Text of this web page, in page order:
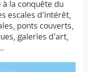
la conquête du
escales d’intérêt,
ponts couverts,
galeries d’art,